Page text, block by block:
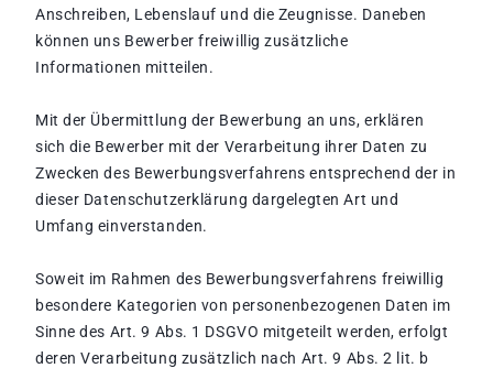
Anschreiben, Lebenslauf und die Zeugnisse. Daneben
können uns Bewerber freiwillig zusätzliche
Informationen mitteilen.
Mit der Übermittlung der Bewerbung an uns, erklären
sich die Bewerber mit der Verarbeitung ihrer Daten zu
Zwecken des Bewerbungsverfahrens entsprechend der in
dieser Datenschutzerklärung dargelegten Art und
Umfang einverstanden.
Soweit im Rahmen des Bewerbungsverfahrens freiwillig
besondere Kategorien von personenbezogenen Daten im
Sinne des Art. 9 Abs. 1 DSGVO mitgeteilt werden, erfolgt
deren Verarbeitung zusätzlich nach Art. 9 Abs. 2 lit. b